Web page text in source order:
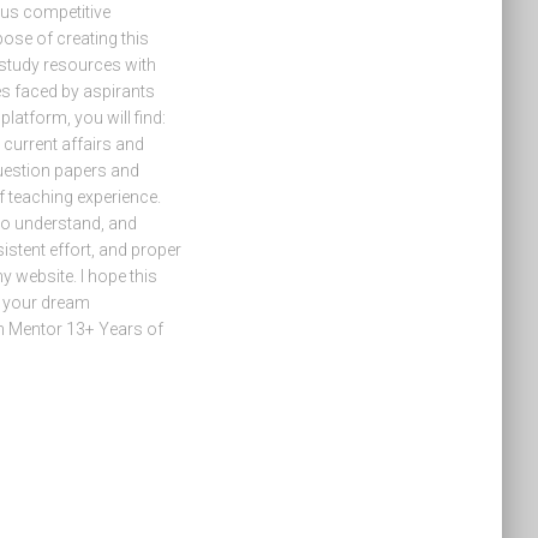
competitive
of creating this
resources with
faced by aspirants
you will find:
affairs and
papers and
experience.
understand, and
effort, and proper
website. I hope this
dream
Mentor 13+ Years of